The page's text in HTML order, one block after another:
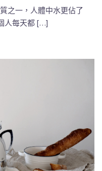
之一，人體中水更佔了
人每天都 […]